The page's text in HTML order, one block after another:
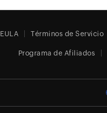
EULA Términos de Servicio
Programa de Afiliados